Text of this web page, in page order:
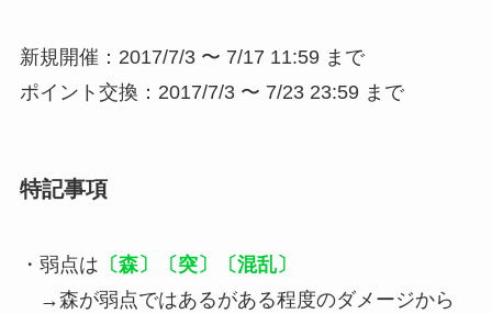
新規開催：2017/7/3 〜 7/17 11:59 まで
ポイント交換：2017/7/3 〜 7/23 23:59 まで
特記事項
・弱点は 〔森〕〔突〕〔混乱〕
→森が弱点ではあるがある程度のダメージから